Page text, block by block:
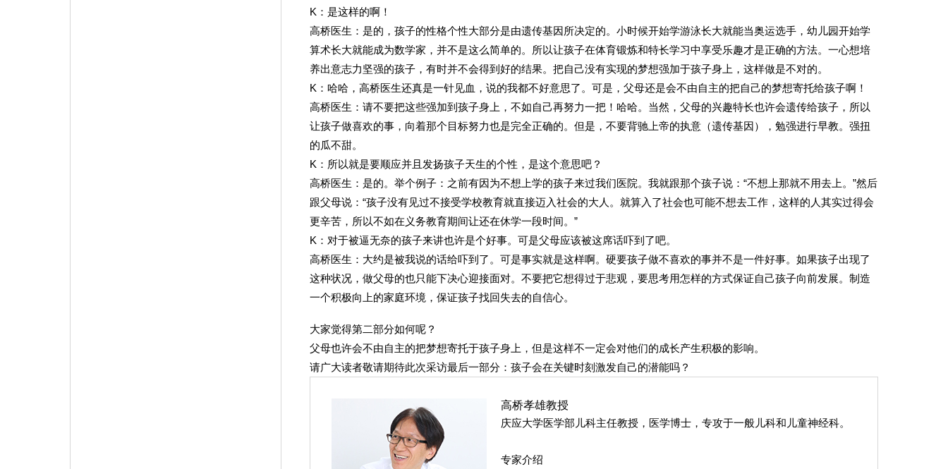
K：是这样的啊！
高桥医生：是的，孩子的性格个性大部分是由遗传基因所决定的。小时候开始学游泳长大就能当奥运选手，幼儿园开始学
算术长大就能成为数学家，并不是这么简单的。所以让孩子在体育锻炼和特长学习中享受乐趣才是正确的方法。一心想培
养出意志力坚强的孩子，有时并不会得到好的结果。把自己没有实现的梦想强加于孩子身上，这样做是不对的。
K：哈哈，高桥医生还真是一针见血，说的我都不好意思了。可是，父母还是会不由自主的把自己的梦想寄托给孩子啊！
高桥医生：请不要把这些强加到孩子身上，不如自己再努力一把！哈哈。当然，父母的兴趣特长也许会遗传给孩子，所以
让孩子做喜欢的事，向着那个目标努力也是完全正确的。但是，不要背驰上帝的执意（遗传基因），勉强进行早教。强扭
的瓜不甜。
K：所以就是要顺应并且发扬孩子天生的个性，是这个意思吧？
高桥医生：是的。举个例子：之前有因为不想上学的孩子来过我们医院。我就跟那个孩子说：“不想上那就不用去上。”然后
跟父母说：“孩子没有见过不接受学校教育就直接迈入社会的大人。就算入了社会也可能不想去工作，这样的人其实过得会
更辛苦，所以不如在义务教育期间让还在休学一段时间。”
K：对于被逼无奈的孩子来讲也许是个好事。可是父母应该被这席话吓到了吧。
高桥医生：大约是被我说的话给吓到了。可是事实就是这样啊。硬要孩子做不喜欢的事并不是一件好事。如果孩子出现了
这种状况，做父母的也只能下决心迎接面对。不要把它想得过于悲观，要思考用怎样的方式保证自己孩子向前发展。制造
一个积极向上的家庭环境，保证孩子找回失去的自信心。
大家觉得第二部分如何呢？
父母也许会不由自主的把梦想寄托于孩子身上，但是这样不一定会对他们的成长产生积极的影响。
请广大读者敬请期待此次采访最后一部分：孩子会在关键时刻激发自己的潜能吗？
高桥孝雄教授
庆应大学医学部儿科主任教授，医学博士，专攻于一般儿科和儿童神经科。
专家介绍